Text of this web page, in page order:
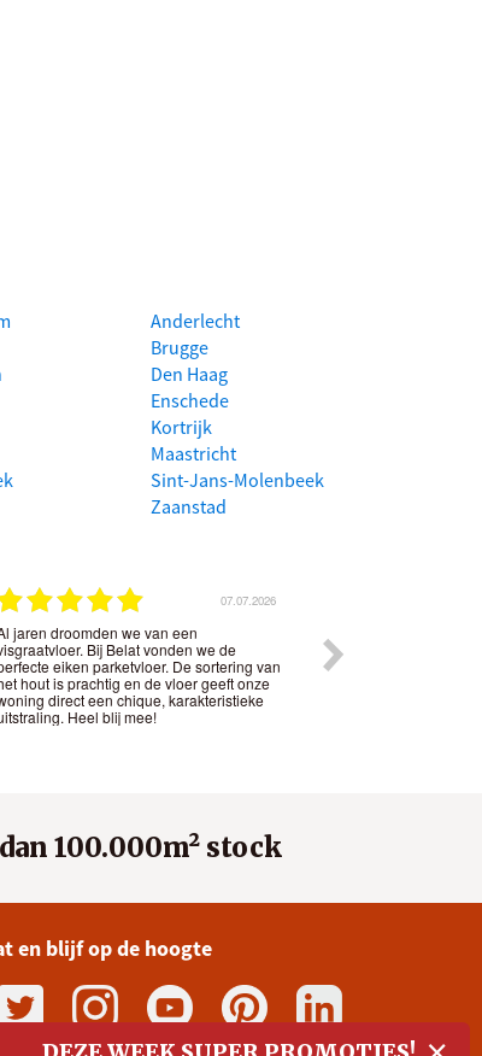
Anderlecht
Brugge
Den Haag
Enschede
Kortrijk
Maastricht
Sint-Jans-Molenbeek
Zaanstad
07.07.2026
jaren droomden we van een
Bij Belat vonden we de
eiken parketvloer. De sortering van
hout is prachtig en de vloer geeft onze
direct een chique, karakteristieke
Heel blij mee!
levering van het
100.000m² stock
en blijf op de hoogte